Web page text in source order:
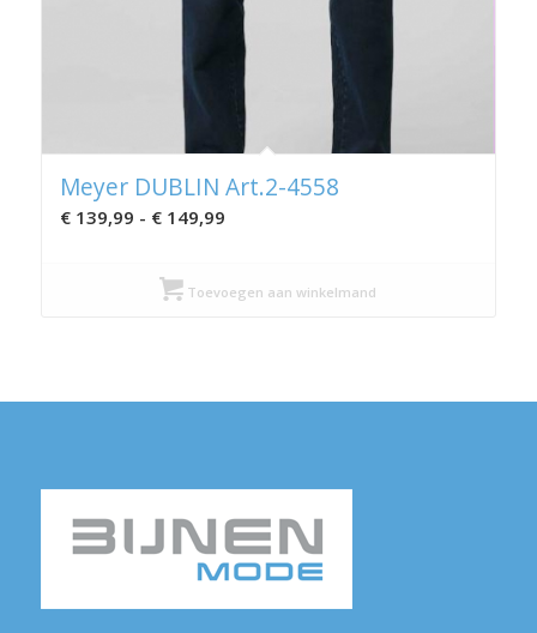
Meyer DUBLIN Art.2-4558
€139,99 - €149,99Prijsklasse:
€ 149,99
Toevoegen aan winkelmand